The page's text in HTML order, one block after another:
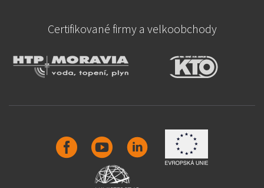
Certifikované firmy a velkoobchody